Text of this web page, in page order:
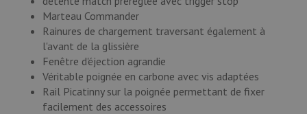
Marteau Commander
Rainures de chargement traversant également à
l'avant de la glissière
Fenêtre d'éjection agrandie
Véritable poignée en carbone avec vis adaptées
Rail Picatinny sur la poignée permettant de fixer
facilement des accessoires